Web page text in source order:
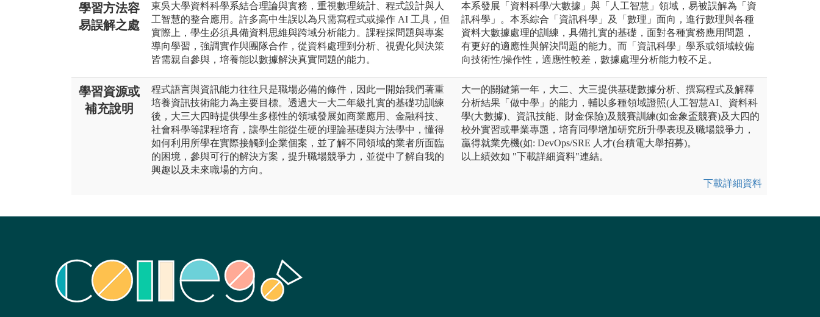
學習方法容
易誤解之處
東吳大學資料科學系結合理論與實務，重視數理統計、程式設計與人
工智慧的整合應用。許多高中生誤以為只需寫程式或操作 AI 工具，但
實際上，學生必須具備資料思維與跨域分析能力。課程採問題與專案
導向學習，強調實作與團隊合作，從資料處理到分析、視覺化與決策
皆需親自參與，培養能以數據解決真實問題的能力。
本系發展「資料科學/大數據」與「人工智慧」領域，易被誤解為「資
訊科學」。本系綜合「資訊科學」及「數理」面向，進行數理與各種
資料大數據處理的訓練，具備扎實的基礎，面對各種實務應用問題，
有更好的適應性與解決問題的能力。而「資訊科學」學系或領域較偏
向技術性/操作性，適應性較差，數據處理分析能力較不足。
學習資源或
補充說明
程式語言與資訊能力往往只是職場必備的條件，因此一開始我們著重
培養資訊技術能力為主要目標。透過大一大二年級扎實的基礎功訓練
後，大三大四時提供學生多樣性的領域發展如商業應用、金融科技、
社會科學等課程培育，讓學生能從生硬的理論基礎與方法學中，懂得
如何利用所學在實際接觸到企業個案，並了解不同領域的業者所面臨
的困境，參與可行的解決方案，提升職場競爭力，並從中了解自我的
興趣以及未來職場的方向。
大一的關鍵第一年，大二、大三提供基礎數據分析、撰寫程式及解釋
分析結果「做中學」的能力，輔以多種領域證照(人工智慧AI、資料科
學(大數據)、資訊技能、財金保險)及競賽訓練(如金象盃競賽)及大四的
校外實習或畢業專題，培育同學增加研究所升學表現及職場競爭力，
贏得就業先機(如: DevOps/SRE 人才(台積電大舉招募)。
以上績效如 "下載詳細資料"連結。
下載詳細資料